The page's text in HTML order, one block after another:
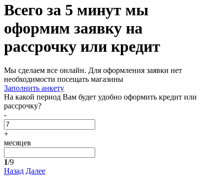
Всего за 5 минут мы
оформим заявку на
рассрочку или кредит
Мы сделаем все онлайн. Для оформления заявки нет
необходимости посещать магазины
Заполнить анкету
На какой период Вам будет удобно оформить кредит или
рассрочку?
-
+
месяцев
1/9
Назад Далее